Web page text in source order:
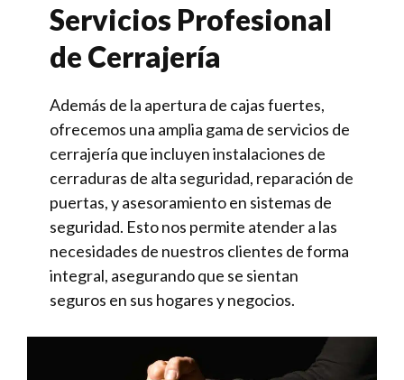
Servicios Profesional
de Cerrajería
Además de la apertura de cajas fuertes,
ofrecemos una amplia gama de servicios de
cerrajería que incluyen instalaciones de
cerraduras de alta seguridad, reparación de
puertas, y asesoramiento en sistemas de
seguridad. Esto nos permite atender a las
necesidades de nuestros clientes de forma
integral, asegurando que se sientan
seguros en sus hogares y negocios.